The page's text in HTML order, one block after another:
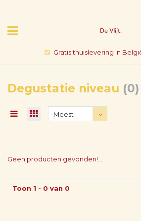
Gratis thuislevering in
Degustatie niveau (0)
Meest
Geen producten gevonden!...
Toon 1 - 0 van 0